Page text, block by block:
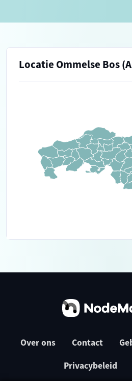
Locatie Ommelse Bos
Over ons Contact
Privacybeleid